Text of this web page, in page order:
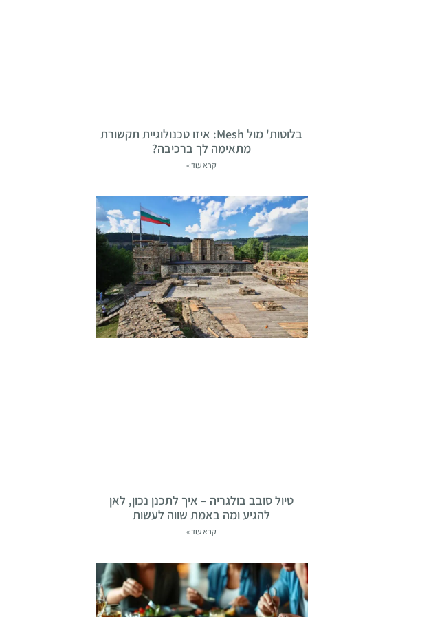
בלוטות' מול Mesh: איזו טכנולוגיית תקשורת
מתאימה לך ברכיבה?
קרא עוד »
טיול סובב בולגריה – איך לתכנן נכון, לאן
להגיע ומה באמת שווה לעשות
קרא עוד »